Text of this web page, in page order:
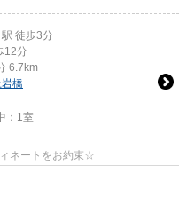
駅 徒歩3分
12分
6.7km
岩橋
： 1室
ネートをお約束☆